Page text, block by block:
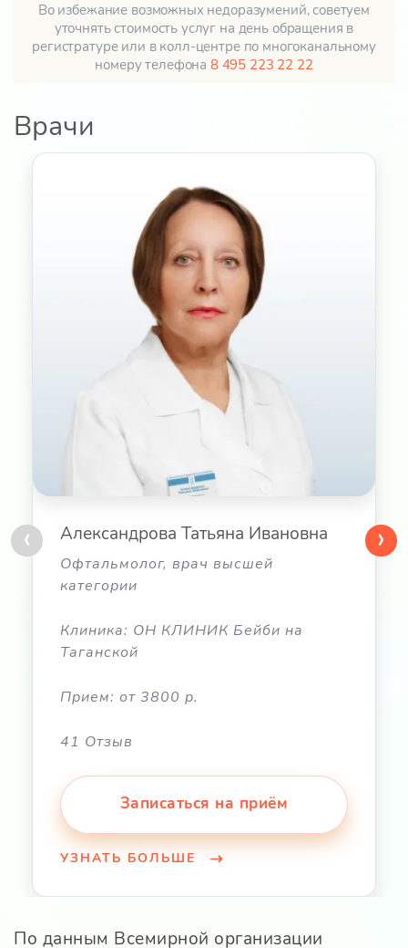
Во избежание возможных недоразумений, советуем
уточнять стоимость услуг на день обращения в
регистратуре или в колл-центре по многоканальному
номеру телефона 8 495 223 22 22
Врачи
Александрова Татьяна Ивановна
Офтальмолог, врач высшей
категории
Клиника: ОН КЛИНИК Бейби на
Таганской
Прием: от 3800 р.
41 Отзыв
Записаться на приём
УЗНАТЬ БОЛЬШЕ
‹ ›
По данным Всемирной организации